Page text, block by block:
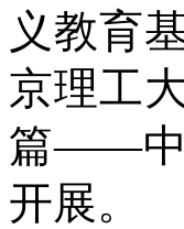
义教育
京理工
篇——中
开展。